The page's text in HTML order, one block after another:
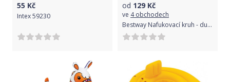
55 Kč
Intex 59230
od 129 Kč
ve 4 obchodech
Bestway Nafukovací kruh - duhový osmiúhelník, 115 cm